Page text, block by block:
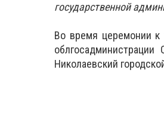
государственной
Во время церемонии к
Николаевский